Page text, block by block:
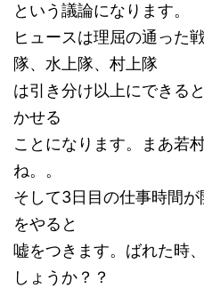
という議論になります。
ヒュースは理屈の通った
隊、水上隊、村上隊
は引き分け以上にできる
かせる
ことになります。まあ若
ね。。
そして3日目の仕事時間
をやると
嘘をつきます。ばれた時
しょうか？？